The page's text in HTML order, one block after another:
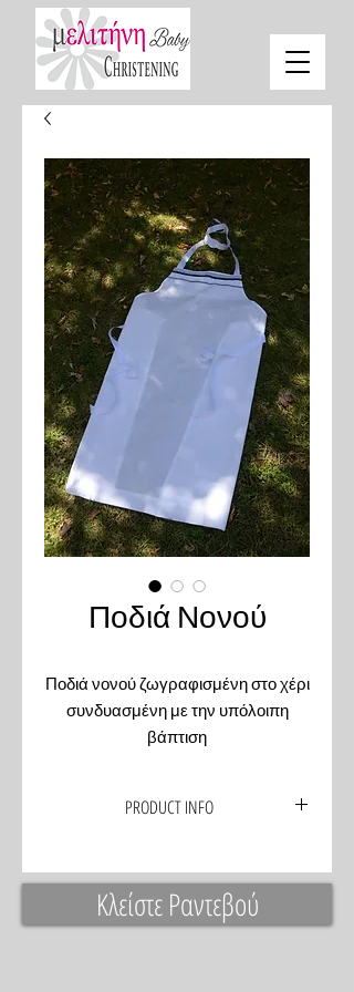
Ποδιά Νονού
Ποδιά νονού ζωγραφισμένη στο χέρι
συνδυασμένη με την υπόλοιπη
βάπτιση
PRODUCT INFO
Κλείστε Ραντεβού